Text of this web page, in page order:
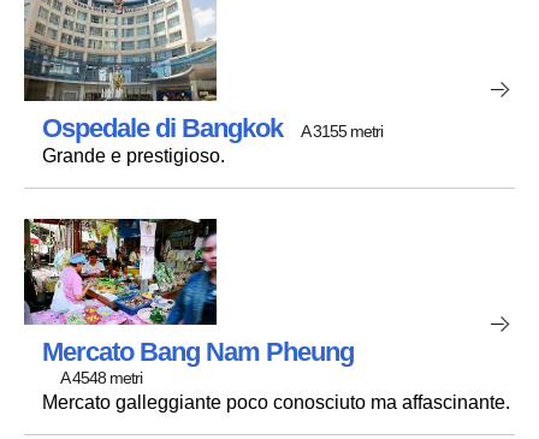
Ospedale di Bangkok A 3155 metri
Grande e prestigioso.
Mercato Bang Nam Pheung
A 4548 metri
Mercato galleggiante poco conosciuto ma affascinante.